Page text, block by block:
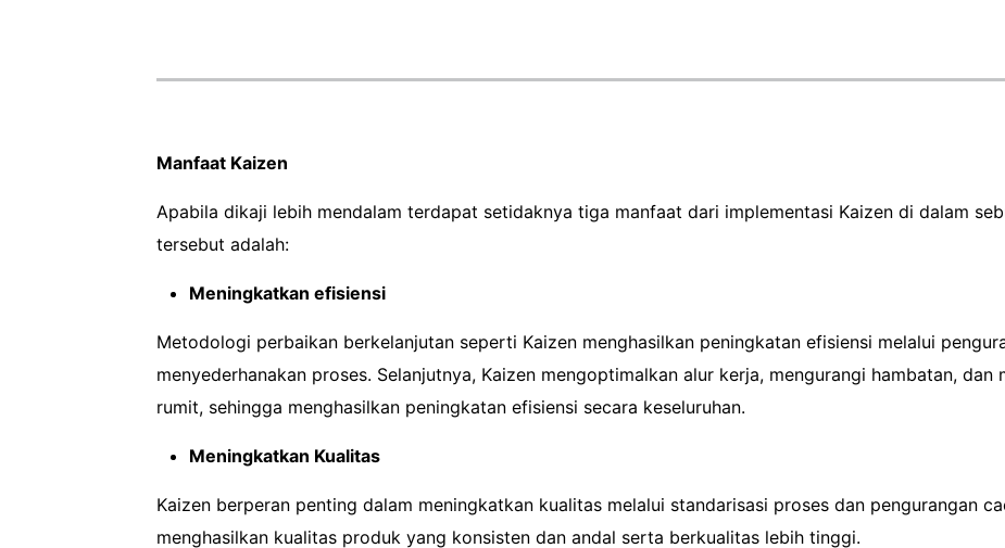
Manfaat Kaizen
Apabila dikaji lebih mendalam terdapat setidaknya tiga manfaat dari implementasi Kaizen di dalam
tersebut adalah:
Meningkatkan efisiensi
Metodologi perbaikan berkelanjutan seperti Kaizen menghasilkan peningkatan efisiensi melalui
menyederhanakan proses. Selanjutnya, Kaizen mengoptimalkan alur kerja, mengurangi hambatan, dan
rumit, sehingga menghasilkan peningkatan efisiensi secara keseluruhan.
Meningkatkan Kualitas
Kaizen berperan penting dalam meningkatkan kualitas melalui standarisasi proses dan pengurangan
menghasilkan kualitas produk yang konsisten dan andal serta berkualitas lebih tinggi.